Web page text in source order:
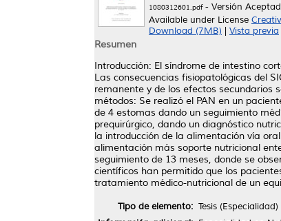
1080312601.pdf- Versión
Available under License
Download (7MB)
Vista previa
Resumen
Introducción: El síndrome de intestino
Las consecuencias fisiopatológicas del
remanente y de los efectos secundarios
métodos: Se realizó el PAN en un
de 4 estomas dando un seguimiento
prequirúrgico, dando un diagnóstico
la introducción de la alimentación vía
alimentación más soporte nutricional
seguimiento de 13 meses, donde se
científicos han permitido que los
tratamiento médico-nutricional de un
Tipo de elemento: Tesis (Especialidad)